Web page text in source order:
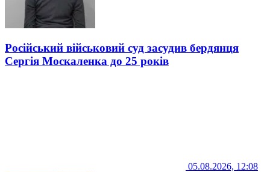
Російський військовий суд засудив бердянця
Сергія Москаленка до 25 років
05.08.2026, 12:08